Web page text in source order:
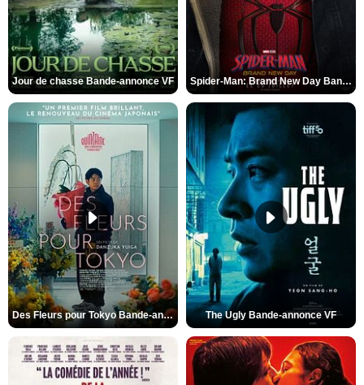
Jour de chasse Bande-annonce VF Spider-Man: Brand New Day Bande-annonce (3) VO STFR
Des Fleurs pour Tokyo Bande-annonce VO STFR The Ugly Bande-annonce VF